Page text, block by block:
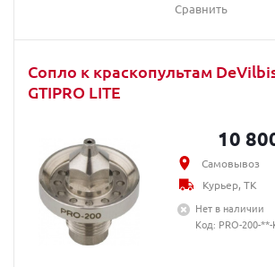
Сравнить
Сопло к краскопультам
GTIPRO LITE
10
Самовывоз
Курьер, ТК
Нет в наличии
Код: PRO-200-**-